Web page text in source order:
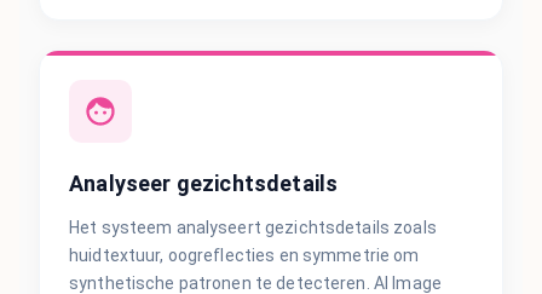
Analyseer gezichtsdetails
Het systeem analyseert gezichtsdetails zoals
huidtextuur, oogreflecties en symmetrie om
synthetische patronen te detecteren. AI Image